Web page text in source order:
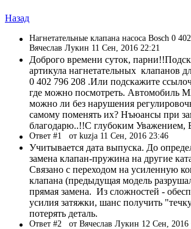
Назад
Нагнетательные клапана насоса Bosch 0
Вячеслав Лукин 11 Сен, 2016 22:21
Доброго времени суток,
артикула нагнетательных клапанов
0 402 796 208 .Или подскажите
где можно посмотреть. Автомобиль
можно ли без нарушения
самому поменять их? Нъюансы при
благодарю..!!С глубоким Уважением,
Ответ #1 от kuzja 11 Сен, 2016 23:46
Учитывается дата выпуска. До
замена клапан-пружина на другие
Связано с переходом на усиленную
клапана (предыдущая модель
прямая замена. Из сложностей -
усилия затяжки, шанс получить
потерять деталь.
Ответ #2 от Вячеслав Лукин 12 Сен, 2016